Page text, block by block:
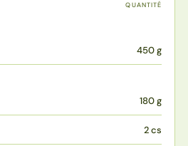
QUANTITÉ
450 g
180 g
2 cs